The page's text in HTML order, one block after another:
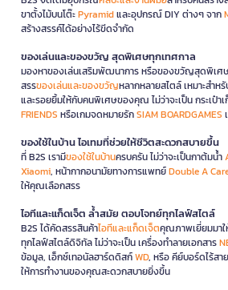
ขาตั้งไม้บนโต๊ะPyramidและอุปกรณ์ DIY ต่างๆ จาก
สร้างสรรค์ได้อย่างไร้ขีดจำกัด
ของเล่นและของขวัญ สุดพิเศษทุกเทศกาล
มองหาของเล่นเสริมพัฒนาการ หรือของขวัญสุดพิเศษ
สรรของเล่นและของขวัญหลากหลายสไตล์ เหมาะสำ
และรอยยิ้มให้กับคนพิเศษของคุณ ไม่ว่าจะเป็น กระเป๋
FRIENDS หรือเกมจดหมายรักSIAM BOARDGAMES
ของใช้ในบ้าน ไอเทมที่ช่วยให้ชีวิตสะดวกสบายขึ้น
ที่ B2S เรามีของใช้ในบ้านครบครัน ไม่ว่าจะเป็นกาต้มน้ำ
Xiaomi, หน้ากากอนามัยทางการแพทย์Double A
ให้คุณเลือกสรร
ไอทีและแก็ดเจ็ต ล้ำสมัย ตอบโจทย์ทุกไลฟ์สไตล์
B2S ได้คัดสรรสินค้าไอทีและแก็ดเจ็ตคุณภาพเยี่ยมมา
ทุกไลฟ์สไตล์ดิจิทัล ไม่ว่าจะเป็น เครื่องทำลายเอกสาร
ข้อมูล, เอ็กซ์เทอนัลฮาร์ดดิสก์WD, หรือ คีย์บอร์ดไร้สา
ให้การทำงานของคุณสะดวกสบายยิ่งขึ้น